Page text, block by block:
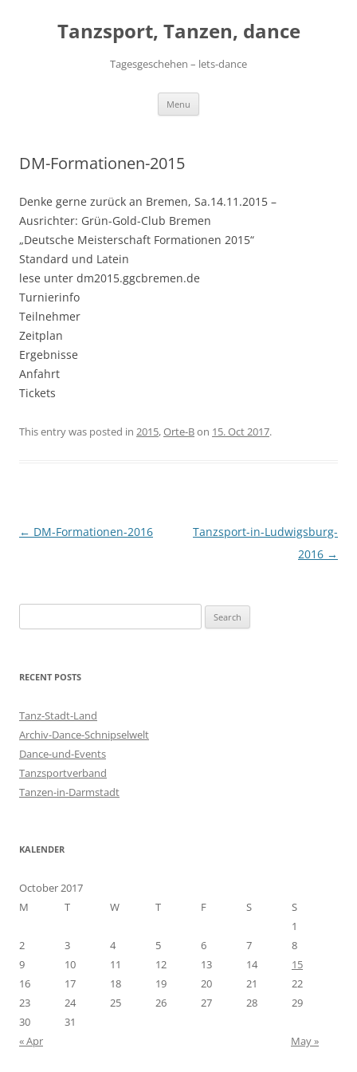
contentTanzsport, Tanzen, dance
Tagesgeschehen – lets-dance
Menu
DM-Formationen-2015
Denke gerne zurück an Bremen, Sa.14.11.2015 –
Ausrichter: Grün-Gold-Club Bremen
„Deutsche Meisterschaft Formationen 2015“
Standard und Latein
lese unter dm2015.ggcbremen.de
Turnierinfo
Teilnehmer
Zeitplan
Ergebnisse
Anfahrt
Tickets
This entry was posted in 2015,Orte-Bon 15. Oct 2017.
Post
← DM-Formationen-2016
Tanzsport-in-Ludwigsburg-
2016 →
e
r
h
f
o
r
:
RECENT POSTS
Tanz-Stadt-Land
Archiv-Dance-Schnipselwelt
Dance-und-Events
Tanzsportverband
Tanzen-in-Darmstadt
KALENDER
October 2017
M
T W T F S
S
1
2
3 4 5 6 7
8
9
10 11 12 13 14
15
16
17 18 19 20 21
22
23
24 25 26 27 28
29
30
31
« Apr
May »